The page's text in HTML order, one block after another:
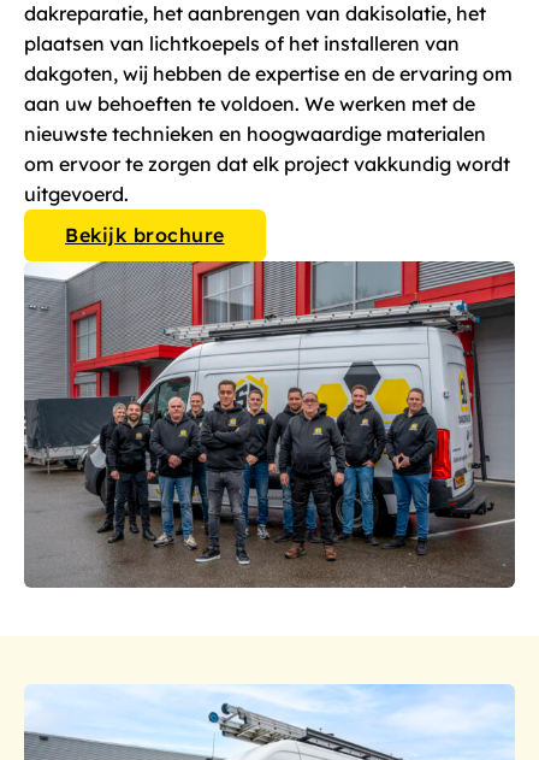
dakreparatie, het aanbrengen van dakisolatie, het
plaatsen van lichtkoepels of het installeren van
dakgoten, wij hebben de expertise en de ervaring om
aan uw behoeften te voldoen. We werken met de
nieuwste technieken en hoogwaardige materialen
om ervoor te zorgen dat elk project vakkundig wordt
uitgevoerd.
Bekijk brochure